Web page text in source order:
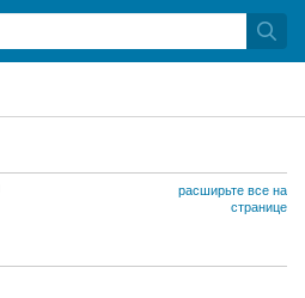
расширьте все на
странице